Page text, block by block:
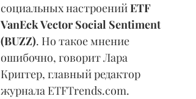
социальных настроений ETF
VanEck Vector Social Sentiment
(BUZZ). Но такое мнение
ошибочно, говорит Лара
Криггер, главный редактор
журнала ETFTrends.com.